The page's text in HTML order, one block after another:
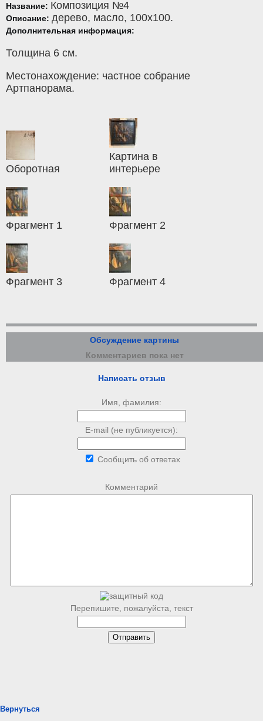
Название: Композиция №4
Описание: дерево, масло, 100x100.
Дополнительная информация:
Толщина 6 см.
Местонахождение: частное собрание
Артпанорама.
Оборотная
Картина в
интерьере
Фрагмент 1 Фрагмент 2
Фрагмент 3 Фрагмент 4
Обсуждение картины
Комментариев пока нет
Написать отзыв
Имя, фамилия:
E-mail (не публикуется):
Сообщить об ответах
Комментарий
Перепишите, пожалуйста, текст
Вернуться